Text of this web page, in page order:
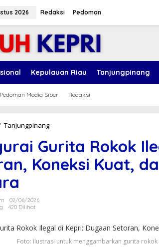
2026 Redaksi Pedoman
Kepulauan Riau Tanjungpinang
Pedoman Media Siber Redaksi
Tanjungpinang
n
g
u
r
t
a
Gurita Rokok
Koneksi Kuat,
02/06/2026
420 Dilihat
Foto: ilustrasi untuk menggambarkan gurita